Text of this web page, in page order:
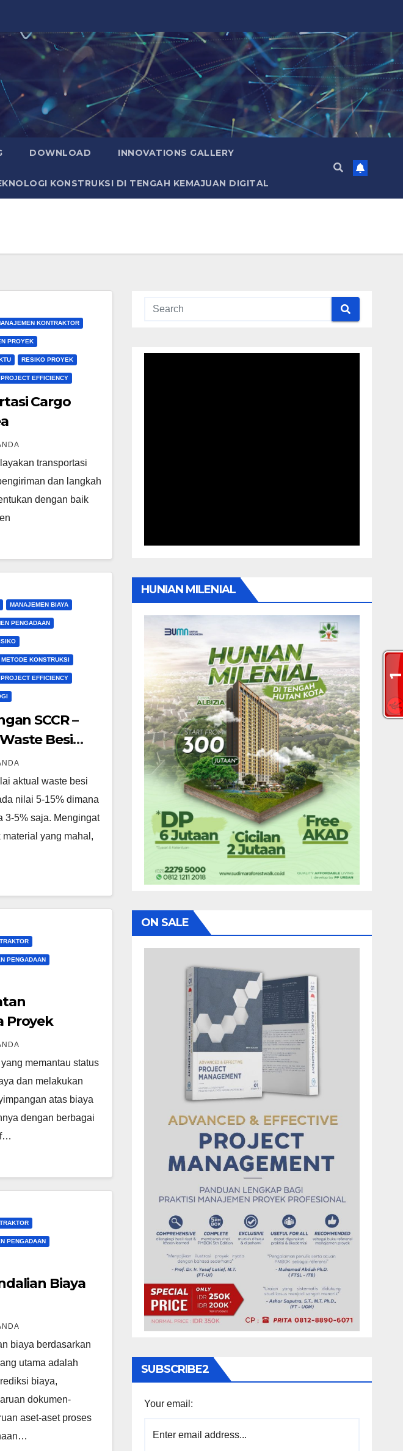
DOWNLOAD INNOVATIONS GALLERY
KONSTRUKSI DI TENGAH KEMAJUAN DIGITAL
KONTRAKTOR
PROYEK
RESIKO PROYEK
EFFICIENCY
Cargo
transportasi
dan langkah
dengan baik
MANAJEMEN BIAYA
PENGADAAN
METODE KONSTRUKSI
EFFICIENCY
SCCR –
Besi
aktual waste besi
nilai 5-15% dimana
3-5% saja. Mengingat
yang mahal,
PENGADAAN
Proyek
memantau status
dan melakukan
atas biaya
dengan berbagai
PENGADAAN
Biaya
biaya berdasarkan
utama adalah
biaya,
dokumen-
aset-aset proses
HUNIAN MILENIAL
ON SALE
SUBSCRIBE2
Your email: